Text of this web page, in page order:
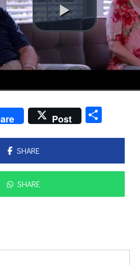
Post
SHARE
SHARE